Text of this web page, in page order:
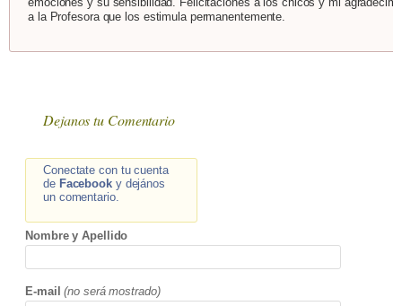
a la Profesora que los estimula permanentemente.
Dejanos tu Comentario
Conectate con tu cuenta
de Facebooky dejános
un comentario.
Nombre y Apellido
E-mail (no será mostrado)